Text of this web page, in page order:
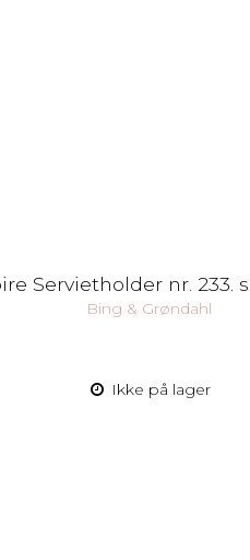
Servietholder nr. 233.
Bing & Grøndahl
Ikke på lager